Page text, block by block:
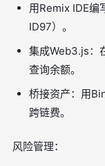
用Remix IDE编
ID97）。
集成Web3.js：
查询余额。
桥接资产：用
跨链费。
风险管理：